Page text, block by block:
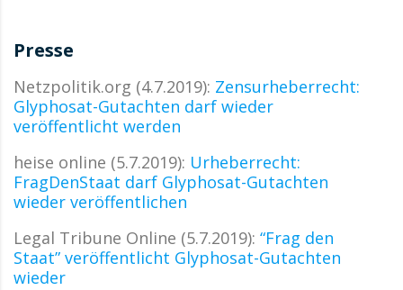
Presse
Netzpolitik.org (4.7.2019): Zensurheberrecht:
Glyphosat-Gutachten darf wieder
veröffentlicht werden
heise online (5.7.2019): Urheberrecht:
FragDenStaat darf Glyphosat-Gutachten
wieder veröffentlichen
Legal Tribune Online (5.7.2019): “Frag den
Staat” ver­öf­f­ent­licht Gly­phosat-Gut­achten
wieder